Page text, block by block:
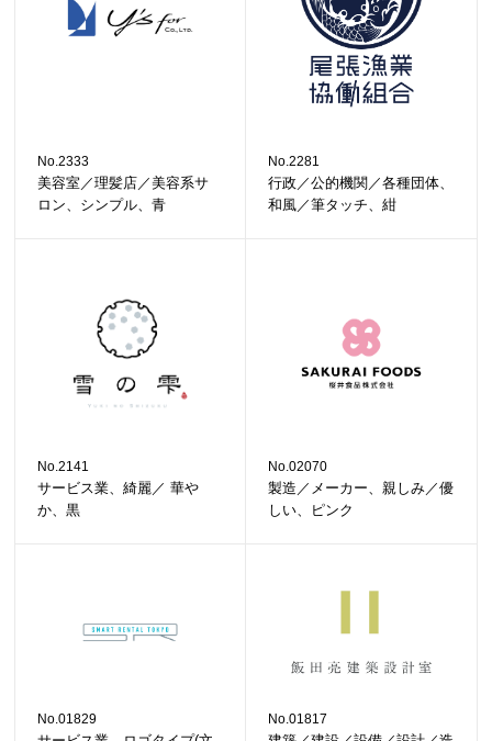
No.2333
美容室／理髪店／美容系サ
ロン、シンプル、青
No.2281
行政／公的機関／各種団体、
和風／筆タッチ、紺
No.2141
サービス業、綺麗／ 華や
か、黒
No.02070
製造／メーカー、親しみ／優
しい、ピンク
No.01829 No.01817